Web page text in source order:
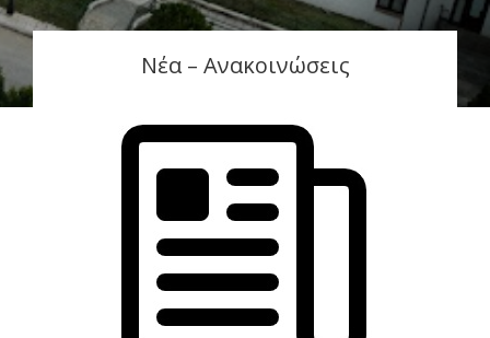
Νέα – Ανακοινώσεις